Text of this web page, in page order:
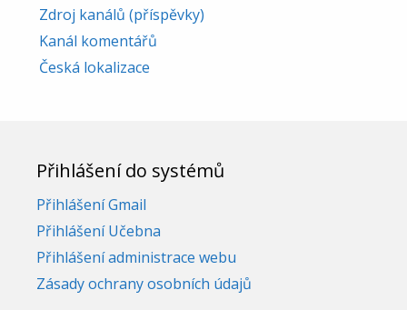
Zdroj kanálů (příspěvky)
Kanál komentářů
Česká lokalizace
Přihlášení do systémů
Přihlášení Gmail
Přihlášení Učebna
Přihlášení administrace webu
Zásady ochrany osobních údajů